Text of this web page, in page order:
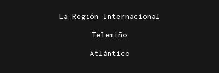
La Región Internacional
Telemiño
Atlántico